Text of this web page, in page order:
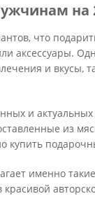
на
что
аксессуары.
и
и
из
купить
именно